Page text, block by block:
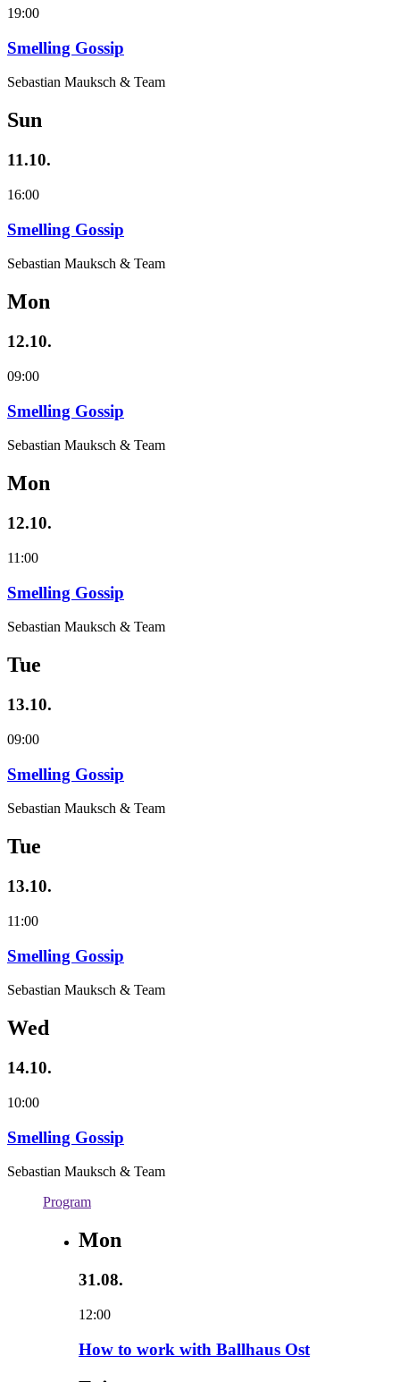
19:00
Smelling Gossip
Sebastian Mauksch & Team
Sun
11.10.
16:00
Smelling Gossip
Sebastian Mauksch & Team
Mon
12.10.
09:00
Smelling Gossip
Sebastian Mauksch & Team
Mon
12.10.
11:00
Smelling Gossip
Sebastian Mauksch & Team
Tue
13.10.
09:00
Smelling Gossip
Sebastian Mauksch & Team
Tue
13.10.
11:00
Smelling Gossip
Sebastian Mauksch & Team
Wed
14.10.
10:00
Smelling Gossip
Sebastian Mauksch & Team
Program
Mon
31.08.
12:00
How to work with Ballhaus Ost